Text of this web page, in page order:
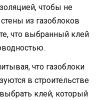
чтобы не
из газоблоков
что выбранный клей
что газоблоки
в строительстве
клей, который